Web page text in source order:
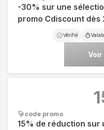
-30% sur une
promo Cdiscount dès
Vérifié
Voir
code promo
15% de réduction